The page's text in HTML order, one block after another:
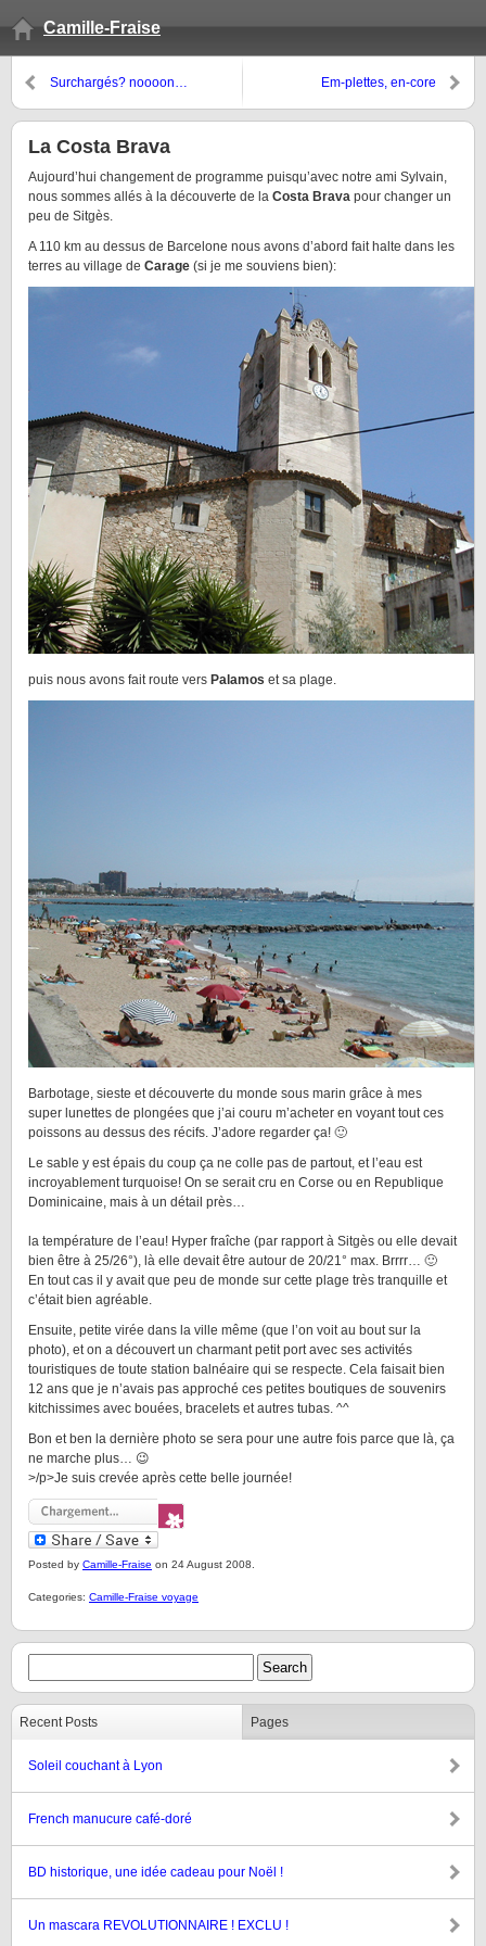
Camille-Fraise
Surchargés? noooon… Em-plettes, en-core
La Costa Brava
Aujourd’hui changement de programme puisqu’avec notre ami Sylvain,
nous sommes allés à la découverte de la Costa Brava pour changer un
peu de Sitgès.
A 110 km au dessus de Barcelone nous avons d’abord fait halte dans les
terres au village de Carage (si je me souviens bien):
puis nous avons fait route vers Palamos et sa plage.
Barbotage, sieste et découverte du monde sous marin grâce à mes
super lunettes de plongées que j’ai couru m’acheter en voyant tout ces
poissons au dessus des récifs. J’adore regarder ça! 🙂
Le sable y est épais du coup ça ne colle pas de partout, et l’eau est
incroyablement turquoise! On se serait cru en Corse ou en Republique
Dominicaine, mais à un détail près…
la température de l’eau! Hyper fraîche (par rapport à Sitgès ou elle devait
bien être à 25/26°), là elle devait être autour de 20/21° max. Brrrr… 🙂
En tout cas il y avait que peu de monde sur cette plage très tranquille et
c’était bien agréable.
Ensuite, petite virée dans la ville même (que l’on voit au bout sur la
photo), et on a découvert un charmant petit port avec ses activités
touristiques de toute station balnéaire qui se respecte. Cela faisait bien
12 ans que je n’avais pas approché ces petites boutiques de souvenirs
kitchissimes avec bouées, bracelets et autres tubas. ^^
Bon et ben la dernière photo se sera pour une autre fois parce que là, ça
ne marche plus… 😉
>/p>Je suis crevée après cette belle journée!
Posted by Camille-Fraise on 24 August 2008.
Categories: Camille-Fraise voyage
Recent Posts Pages
Soleil couchant à Lyon
French manucure café-doré
BD historique, une idée cadeau pour Noël !
Un mascara REVOLUTIONNAIRE ! EXCLU !